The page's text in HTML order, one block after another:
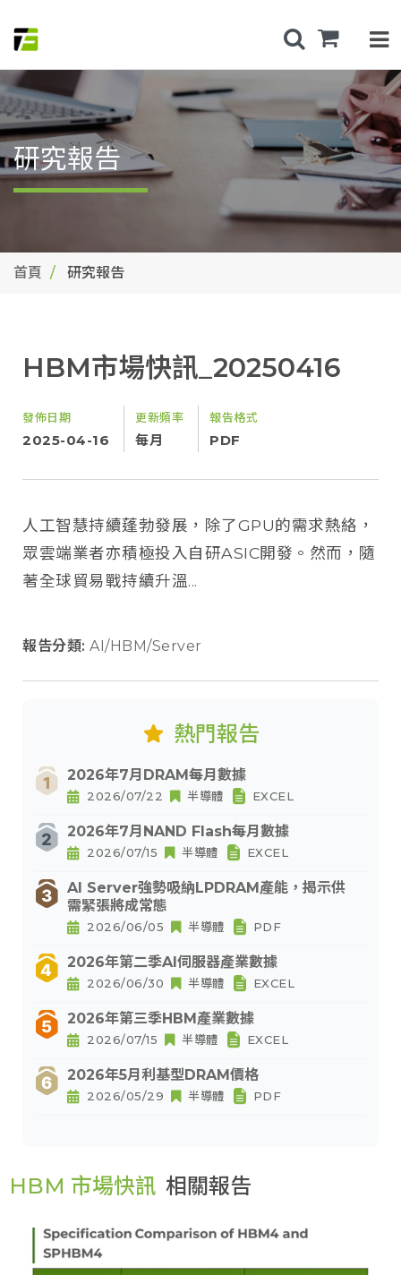
研究報告
首頁 研究報告
HBM市場快訊_20250416
發佈日期
2025-04-16
更新頻率
每月
報告格式
PDF
人工智慧持續蓬勃發展，除了GPU的需求熱絡，
眾雲端業者亦積極投入自研ASIC開發。然而，隨
著全球貿易戰持續升溫...
報告分類: AI/HBM/Server
熱門報告
2026年7月DRAM每月數據
2026/07/22 半導體 EXCEL
2026年7月NAND Flash每月數據
2026/07/15 半導體 EXCEL
AI Server強勢吸納LPDRAM產能，揭示供
需緊張將成常態
2026/06/05 半導體 PDF
2026年第二季AI伺服器產業數據
2026/06/30 半導體 EXCEL
2026年第三季HBM產業數據
2026/07/15 半導體 EXCEL
2026年5月利基型DRAM價格
2026/05/29 半導體 PDF
HBM 市場快訊 相關報告